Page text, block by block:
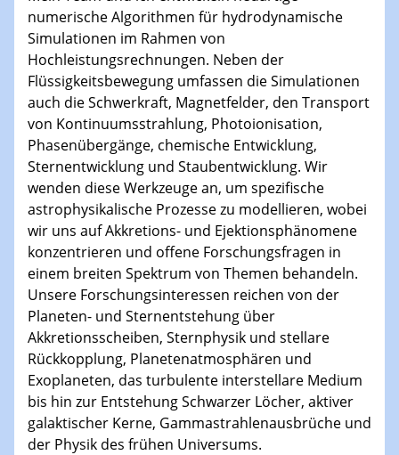
numerische Algorithmen für hydrodynamische
Simulationen im Rahmen von
Hochleistungsrechnungen. Neben der
Flüssigkeitsbewegung umfassen die Simulationen
auch die Schwerkraft, Magnetfelder, den Transport
von Kontinuumsstrahlung, Photoionisation,
Phasenübergänge, chemische Entwicklung,
Sternentwicklung und Staubentwicklung. Wir
wenden diese Werkzeuge an, um spezifische
astrophysikalische Prozesse zu modellieren, wobei
wir uns auf Akkretions- und Ejektionsphänomene
konzentrieren und offene Forschungsfragen in
einem breiten Spektrum von Themen behandeln.
Unsere Forschungsinteressen reichen von der
Planeten- und Sternentstehung über
Akkretionsscheiben, Sternphysik und stellare
Rückkopplung, Planetenatmosphären und
Exoplaneten, das turbulente interstellare Medium
bis hin zur Entstehung Schwarzer Löcher, aktiver
galaktischer Kerne, Gammastrahlenausbrüche und
der Physik des frühen Universums.